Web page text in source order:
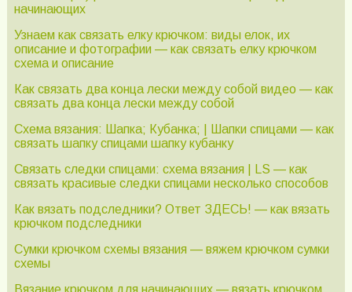
начинающих
Узнаем как связать елку крючком: виды елок, их
описание и фотографии — как связать елку крючком
схема и описание
Как связать два конца лески между собой видео — как
связать два конца лески между собой
Схема вязания: Шапка; Кубанка; | Шапки спицами — как
связать шапку спицами шапку кубанку
Связать следки спицами: схема вязания | LS — как
связать красивые следки спицами несколько способов
Как вязать подследники? Ответ ЗДЕСЬ! — как вязать
крючком подследники
Сумки крючком схемы вязания — вяжем крючком сумки
схемы